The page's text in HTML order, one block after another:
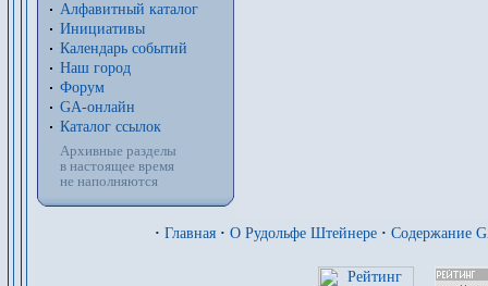
Алфавитный каталог
Инициативы
Календарь событий
Наш город
Форум
GA-онлайн
Каталог ссылок
Архивные разделы
в настоящее время
не наполняются
· Главная · О Рудольфе Штейнере · Содержание